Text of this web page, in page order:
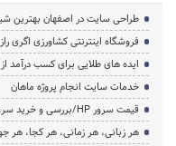
طراحی سایت در اصفهان بهترین
فروشگاه اینترنتی کشاورزی اگری راز
ایده های طلایی برای کسب درآمد از
خدمات سایت انجام پروژه ماهان
قیمت سرور HP/بررسی و خرید سرور اچ پی
هر زبانی، هر زمانی، هر کجا، هر